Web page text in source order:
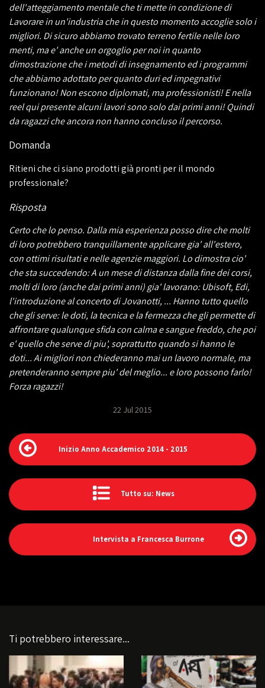
dell'atteggiamento mentale che ti mette in condizione di
Lavorare in un'industria che in questo momento accoglie solo i
migliori. Di sicuro abbiamo trovato terreno fertile nelle loro
menti, ma e' anche un orgoglio per noi in quanto
dimostrazione che i metodi di insegnamento ed i programmi
che abbiamo adottato per quanto duri ed impegnativi
funzionano! Non escono diplomati, ma professionisti! E nella
reel qui presente alcuni lavori sono solo dai primi anni! Quindi
da ragazzi che ancora non hanno concluso il percorso.
Domanda
Ritieni che ci siano prodotti già pronti per il mondo
professionale?
Risposta
Certo che lo penso. Dalla mia esperienza posso dire che molti
di loro potrebbero tranquillamente applicare gia' all'estero,
con ottimi risultati e nelle agenzie maggiori. Lo dimostra cio'
che sta succedendo: A un mese di distanza dalla fine dei corsi,
molti di loro (anche dai primi anni) gia' lavorano: Ubisoft, Edi,
l'introduzione al concerto di Jovanotti, ... Hanno tutto quello
che gli serve: le doti, la tecnica e la fermezza che gli permette di
affrontare qualunque sfida con calma e sangue freddo, che poi
e' quello che serve di piu', soprattutto quando si hanno le
doti... Ai migliori non chiederanno mai un lavoro normale, ma
pretenderanno sempre piu' del meglio... e loro possono farlo!
Forza ragazzi!
22 Jul 2015
Inizio Anno Accademico 2014 - 2015
Tutto su: News
Intervista a Francesca Burrone
Ti potrebbero interessare...